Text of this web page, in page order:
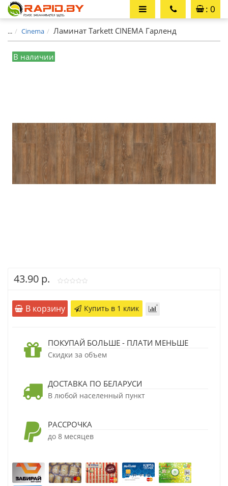
: 0
... Cinema Ламинат Tarkett CINEMA Гарленд
В наличии
43.90 р.
В корзину Купить в 1 клик
ПОКУПАЙ БОЛЬШЕ - ПЛАТИ МЕНЬШЕ
Скидки за объем
ДОСТАВКА ПО БЕЛАРУСИ
В любой населенный пункт
РАССРОЧКА
до 8 месяцев